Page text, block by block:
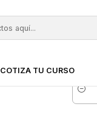
COTIZA TU CURSO